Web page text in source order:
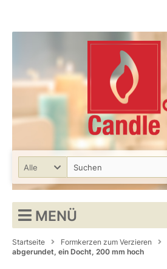
Alle
MENÜ
Startseite Formkerzen zum Verzieren
abgerundet, ein Docht, 200 mm hoch